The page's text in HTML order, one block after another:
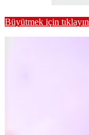
Büyütmek için tıklayın